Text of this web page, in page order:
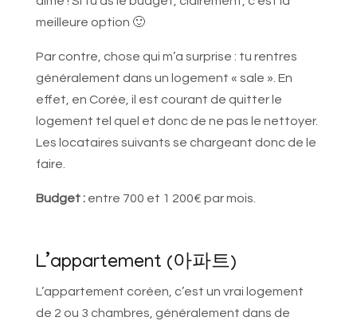
meilleure option 🙂
Par contre, chose qui m’a surprise : tu rentres
généralement dans un logement « sale ». En
effet, en Corée, il est courant de quitter le
logement tel quel et donc de ne pas le nettoyer.
Les locataires suivants se chargeant donc de le
faire.
Budget :entre 700 et 1 200€ par mois.
L’appartement (아파트)
L’appartement coréen, c’est un vrai logement
de 2 ou 3 chambres, généralement dans de